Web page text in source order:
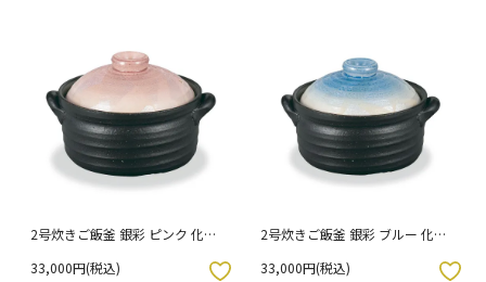
2号炊きご飯釜 銀彩 ピンク 化粧
33,000円(税込)
2号炊きご飯釜 銀彩 ブルー 化粧
33,000円(税込)
お気に入りボタン